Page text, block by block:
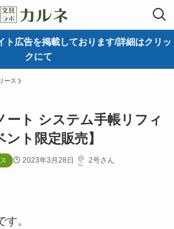
ト広告を掲載しております/詳細はクリッ
クにて
ース
ート システム手帳リフィ
ト限定販売】
2023年3月28日 2号さん
。